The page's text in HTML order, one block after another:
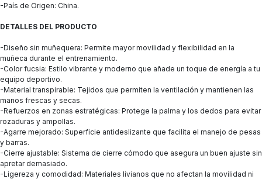
-País de Origen: China.
DETALLES DEL PRODUCTO
-Diseño sin muñequera: Permite mayor movilidad y flexibilidad en la
muñeca durante el entrenamiento.
-Color fucsia: Estilo vibrante y moderno que añade un toque de energía a tu
equipo deportivo.
-Material transpirable: Tejidos que permiten la ventilación y mantienen las
manos frescas y secas.
-Refuerzos en zonas estratégicas: Protege la palma y los dedos para evitar
rozaduras y ampollas.
-Agarre mejorado: Superficie antideslizante que facilita el manejo de pesas
y barras.
-Cierre ajustable: Sistema de cierre cómodo que asegura un buen ajuste sin
apretar demasiado.
-Ligereza y comodidad: Materiales livianos que no afectan la movilidad ni